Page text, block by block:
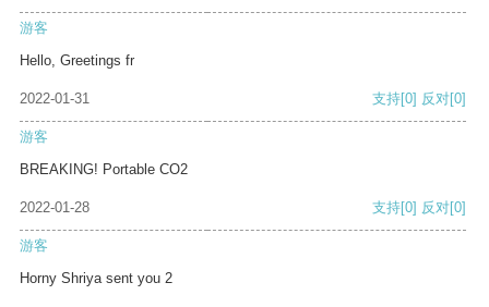
游客
Hello, Greetings fr
2022-01-31 支持[0] 反对[0]
游客
BREAKING! Portable CO2
2022-01-28 支持[0] 反对[0]
游客
Horny Shriya sent you 2